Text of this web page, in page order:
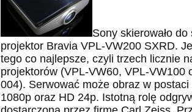
Sony skierowało
projektor Bravia VPL-VW200 SXRD.
tego co najlepsze, czyli trzech licznie
projektorów (VPL-VW60, VPL-VW100
004). Serwować może obraz w postaci
1080p oraz HD 24p. Istotną rolę